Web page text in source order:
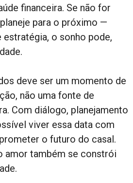
financeira. Se não for
para o próximo —
o sonho pode,
deve ser um momento de
não uma fonte de
Com diálogo, planejamento
viver essa data com
o futuro do casal.
amor também se constrói